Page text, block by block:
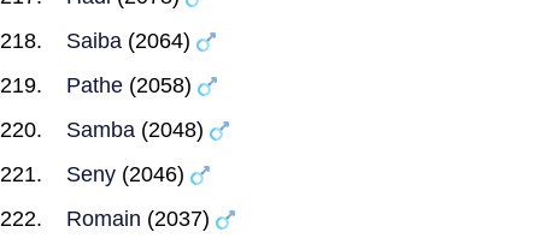
Saiba (2064)
Pathe (2058)
Samba (2048)
Seny (2046)
Romain (2037)